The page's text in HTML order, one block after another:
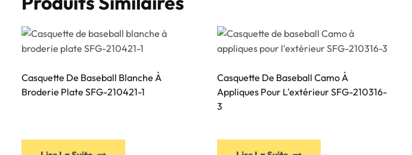
Casquette De Baseball Blanche À
Broderie Plate SFG-210421-1
Casquette De Baseball Camo À
Appliques Pour L'extérieur SFG-210316-
3